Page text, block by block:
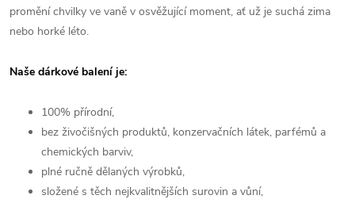
promění chvilky ve vaně v osvěžující moment, ať už je suchá zima
nebo horké léto.
Naše dárkové balení je:
100% přírodní,
bez živočišných produktů, konzervačních látek, parfémů a
chemických barviv,
plné ručně dělaných výrobků,
složené s těch nejkvalitnějších surovin a vůní,